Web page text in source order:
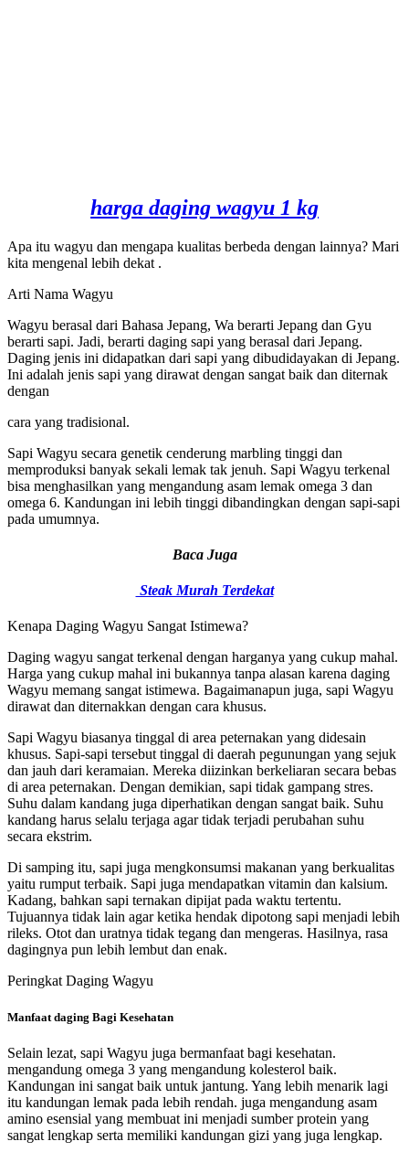
harga daging wagyu 1 kg
Apa itu wagyu dan mengapa kualitas berbeda dengan lainnya? Mari
kita mengenal lebih dekat .
Arti Nama Wagyu
Wagyu berasal dari Bahasa Jepang, Wa berarti Jepang dan Gyu
berarti sapi. Jadi, berarti daging sapi yang berasal dari Jepang.
Daging jenis ini didapatkan dari sapi yang dibudidayakan di Jepang.
Ini adalah jenis sapi yang dirawat dengan sangat baik dan diternak
dengan
cara yang tradisional.
Sapi Wagyu secara genetik cenderung marbling tinggi dan
memproduksi banyak sekali lemak tak jenuh. Sapi Wagyu terkenal
bisa menghasilkan yang mengandung asam lemak omega 3 dan
omega 6. Kandungan ini lebih tinggi dibandingkan dengan sapi-sapi
pada umumnya.
Baca Juga
Steak Murah Terdekat
Kenapa Daging Wagyu Sangat Istimewa?
Daging wagyu sangat terkenal dengan harganya yang cukup mahal.
Harga yang cukup mahal ini bukannya tanpa alasan karena daging
Wagyu memang sangat istimewa. Bagaimanapun juga, sapi Wagyu
dirawat dan diternakkan dengan cara khusus.
Sapi Wagyu biasanya tinggal di area peternakan yang didesain
khusus. Sapi-sapi tersebut tinggal di daerah pegunungan yang sejuk
dan jauh dari keramaian. Mereka diizinkan berkeliaran secara bebas
di area peternakan. Dengan demikian, sapi tidak gampang stres.
Suhu dalam kandang juga diperhatikan dengan sangat baik. Suhu
kandang harus selalu terjaga agar tidak terjadi perubahan suhu
secara ekstrim.
Di samping itu, sapi juga mengkonsumsi makanan yang berkualitas
yaitu rumput terbaik. Sapi juga mendapatkan vitamin dan kalsium.
Kadang, bahkan sapi ternakan dipijat pada waktu tertentu.
Tujuannya tidak lain agar ketika hendak dipotong sapi menjadi lebih
rileks. Otot dan uratnya tidak tegang dan mengeras. Hasilnya, rasa
dagingnya pun lebih lembut dan enak.
Peringkat Daging Wagyu
Manfaat daging Bagi Kesehatan
Selain lezat, sapi Wagyu juga bermanfaat bagi kesehatan.
mengandung omega 3 yang mengandung kolesterol baik.
Kandungan ini sangat baik untuk jantung. Yang lebih menarik lagi
itu kandungan lemak pada lebih rendah. juga mengandung asam
amino esensial yang membuat ini menjadi sumber protein yang
sangat lengkap serta memiliki kandungan gizi yang juga lengkap.